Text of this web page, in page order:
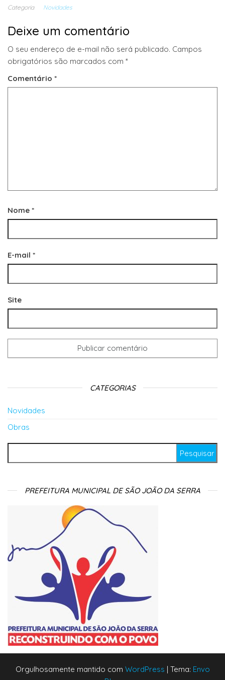
Categoria Novidades
Deixe um comentário
O seu endereço de e-mail não será publicado. Campos
obrigatórios são marcados com *
Comentário *
Nome *
E-mail *
Site
CATEGORIAS
Novidades
Obras
PREFEITURA MUNICIPAL DE SÃO JOÃO DA SERRA
Orgulhosamente mantido com WordPress | Tema: Envo